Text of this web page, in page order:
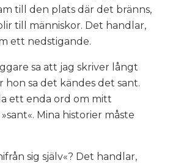
till den plats där det bränns,
till människor. Det handlar,
ett nedstigande.
sa att jag skriver långt
hon sa det kändes det sant.
ett enda ord om mitt
Mina historier måste
sig själv«? Det handlar,